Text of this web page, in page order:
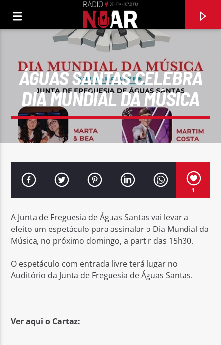
FAIXA ATUAL
ANA DUARTE
ÁGUAS SANTAS CELEBRA
DIA MUNDIAL DA MÚSICA
1
A Junta de Freguesia de Águas Santas vai levar a
efeito um espetáculo para assinalar o Dia Mundial da
Música, no próximo domingo, a partir das 15h30.
O espetáculo com entrada livre terá lugar no
Auditório da Junta de Freguesia de Águas Santas.
Ver aqui o Cartaz: